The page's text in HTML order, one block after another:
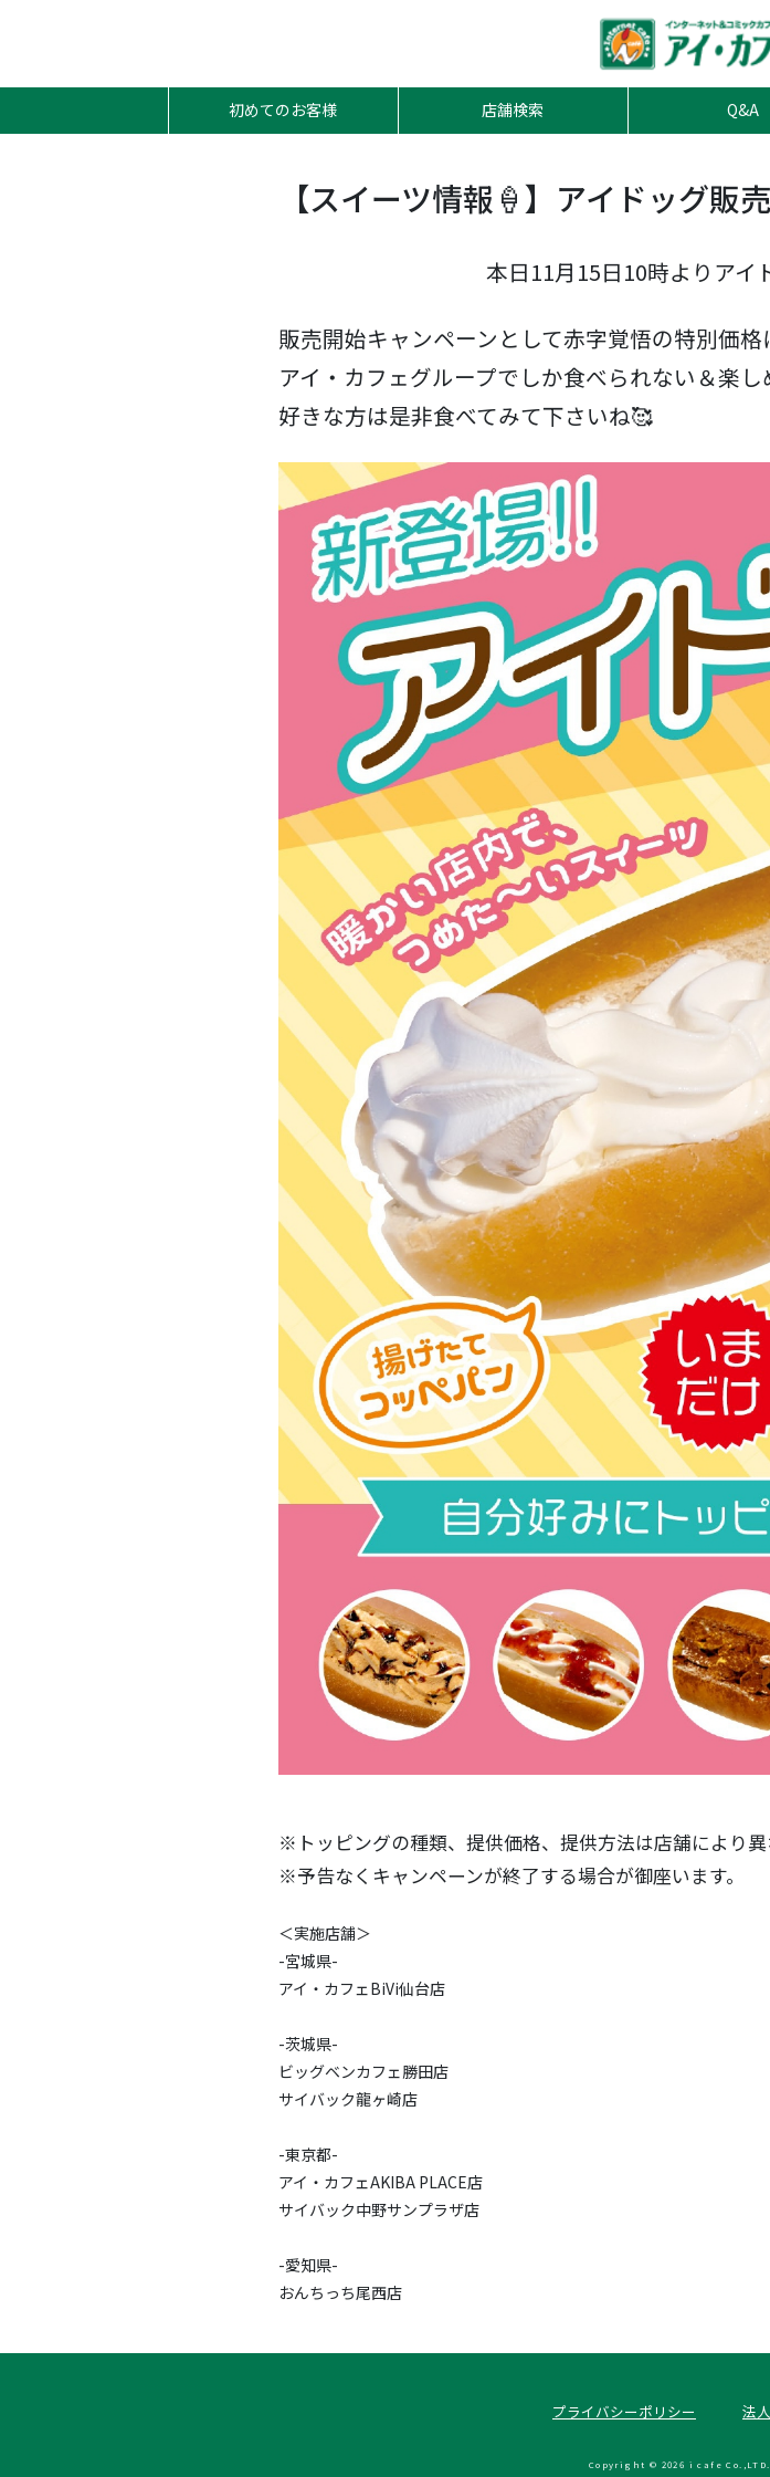
初めてのお客様 店舗検索 Q&A
【スイーツ情報🍦】アイドッグ販
本日11月15日10時よりアイ
販売開始キャンペーンとして赤字覚悟の特別価格
アイ・カフェグループでしか食べられない＆楽
好きな方は是非食べてみて下さいね🥰
※トッピングの種類、提供価格、提供方法は店舗により異
※予告なくキャンペーンが終了する場合が御座います。
＜実施店舗＞
-宮城県-
アイ・カフェBiVi仙台店
-茨城県-
ビッグベンカフェ勝田店
サイバック龍ヶ崎店
-東京都-
アイ・カフェAKIBA PLACE店
サイバック中野サンプラザ店
-愛知県-
おんちっち尾西店
プライバシーポリシー 法
Copyright © 2026 i cafe